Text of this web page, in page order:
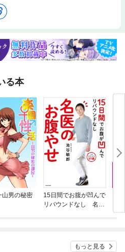
る本
山男の秘密
15日間でお腹が凹んで
リバウンドなし 名医
ワ
もっと見る